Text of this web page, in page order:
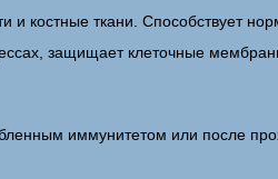
и костные ткани. Способствует
защищает клеточные
иммунитетом или после